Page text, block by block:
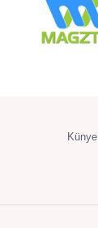
Künye